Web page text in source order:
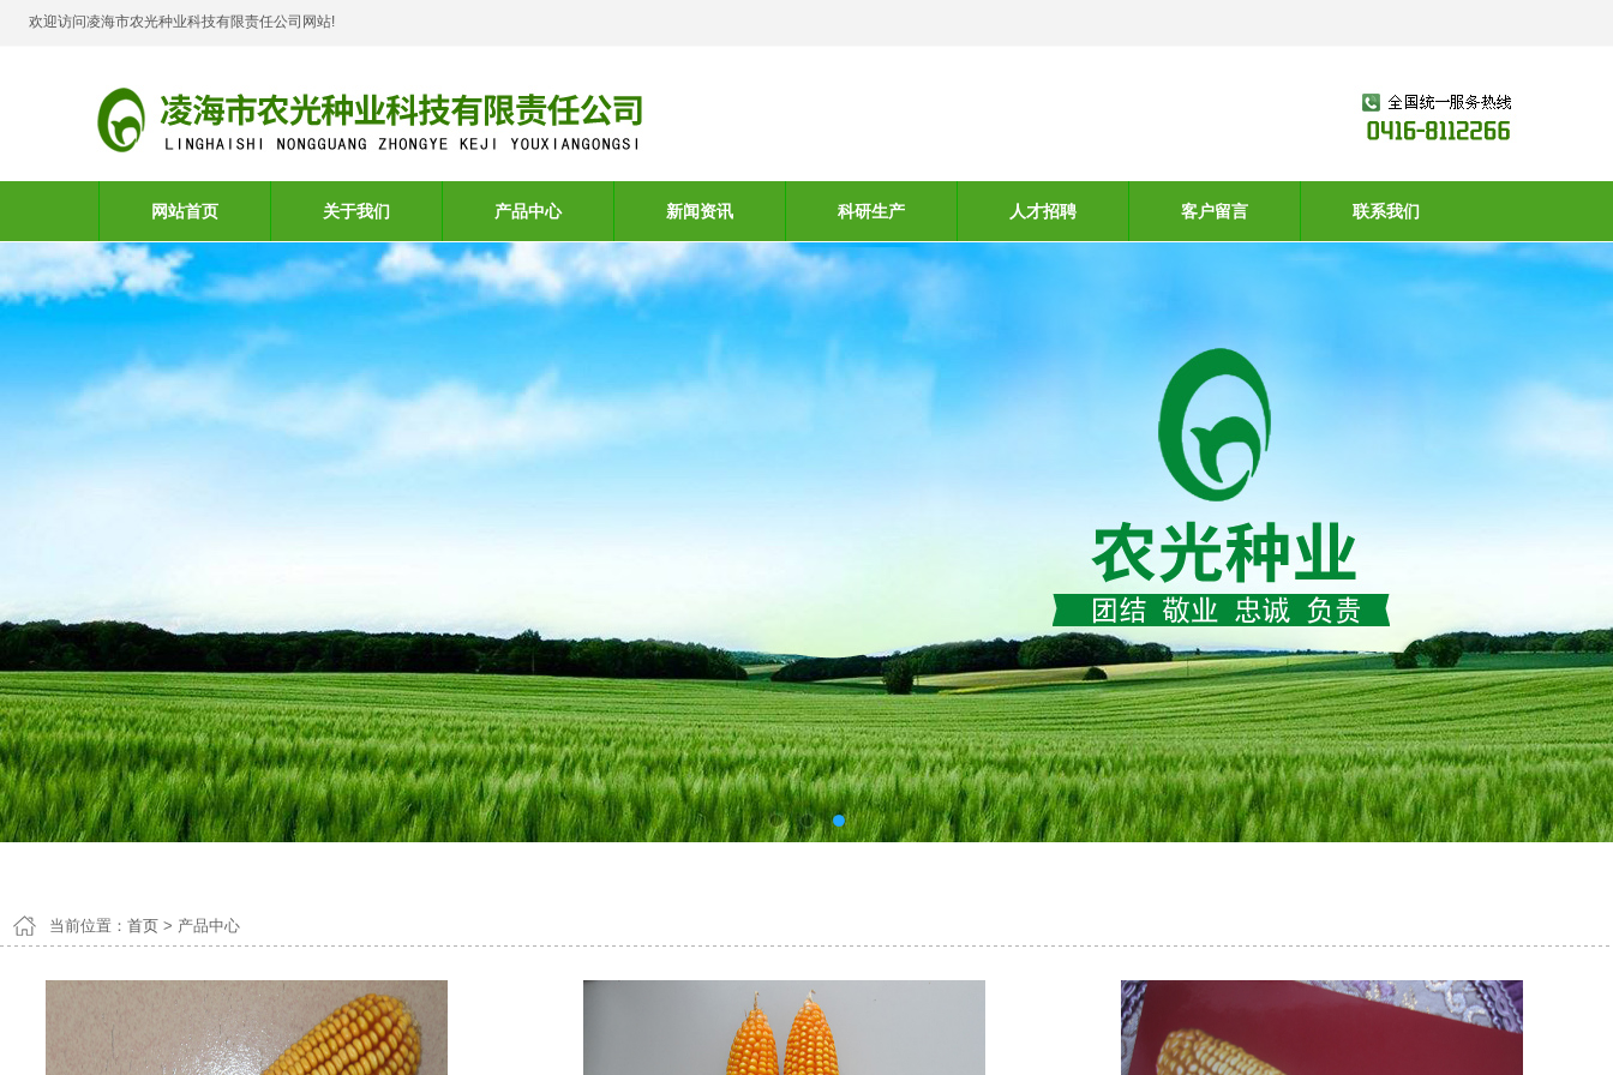
欢迎访问凌海市农光种业科技有限责任公司网站!
网站首页 关于我们 产品中心 新闻资讯 科研生产 人才招聘 客户留言 联系我们
1 2 3
当前位置： 首页 > 产品中心